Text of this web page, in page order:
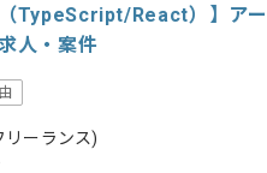
TypeScript/React）】ア
人・案件
リーランス)